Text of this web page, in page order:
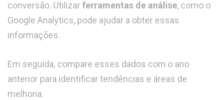
conversão. Utilizarferramentas de análise, como o
Google Analytics, pode ajudar a obter essas
informações.
Em seguida, compare esses dados com o ano
anterior para identificar tendências e áreas de
melhoria.